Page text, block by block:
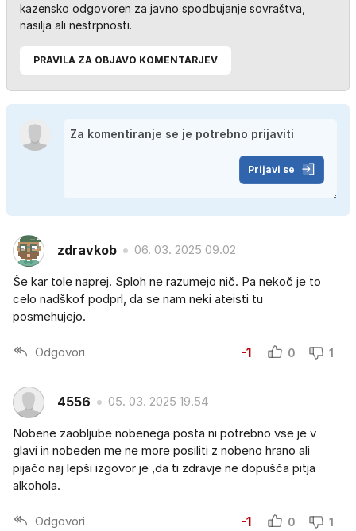
kazensko odgovoren za javno spodbujanje sovraštva,
nasilja ali nestrpnosti.
PRAVILA ZA OBJAVO KOMENTARJEV
Prijavi se
zdravkob 06. 03. 2025 09.02
Še kar tole naprej. Sploh ne razumejo nič. Pa nekoč je to
celo nadškof podprl, da se nam neki ateisti tu
posmehujejo.
Odgovori -1 0 1
4556 05. 03. 2025 19.54
Nobene zaobljube nobenega posta ni potrebno vse je v
glavi in nobeden me ne more posiliti z nobeno hrano ali
pijačo naj lepši izgovor je ,da ti zdravje ne dopušča pitja
alkohola.
Odgovori -1 0 1